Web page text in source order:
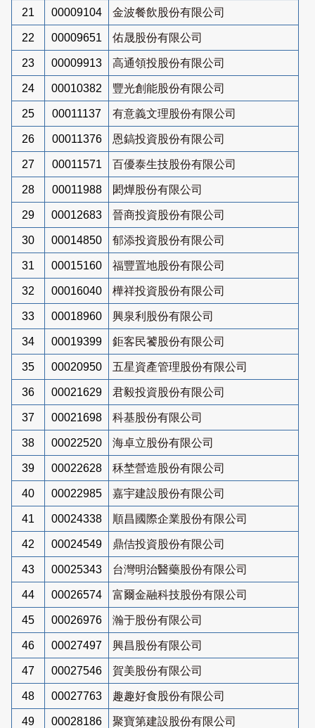
21 00009104 金波餐飲股份有限公司
22 00009651 佑晟股份有限公司
23 00009913 高通領投股份有限公司
24 00010382 豐光創能股份有限公司
25 00011137 有意義文理股份有限公司
26 00011376 恩鎬投資股份有限公司
27 00011571 百優泰生技股份有限公司
28 00011988 閎燁股份有限公司
29 00012683 晉商投資股份有限公司
30 00014850 郁添投資股份有限公司
31 00015160 福豐置地股份有限公司
32 00016040 樺祥投資股份有限公司
33 00018960 興泉利股份有限公司
34 00019399 鉅客民饕股份有限公司
35 00020950 五星資產管理股份有限公司
36 00021629 君毅投資股份有限公司
37 00021698 科基股份有限公司
38 00022520 海卓立股份有限公司
39 00022628 秝埜營造股份有限公司
40 00022985 嘉宇建設股份有限公司
41 00024338 順昌國際企業股份有限公司
42 00024549 鼎佶投資股份有限公司
43 00025343 台灣明治醫藥股份有限公司
44 00026574 富爾金融科技股份有限公司
45 00026976 瀚于股份有限公司
46 00027497 興昌股份有限公司
47 00027546 賀美股份有限公司
48 00027763 趣趣好食股份有限公司
49 00028186 聚寶第建設股份有限公司